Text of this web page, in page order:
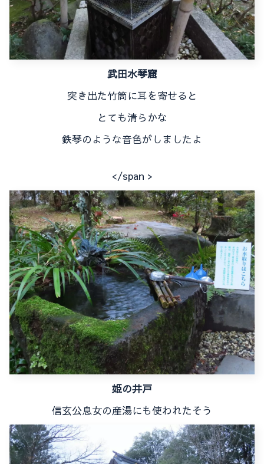
武田水琴窟
突き出た竹筒に耳を寄せると
とても清らかな
鉄琴のような音色がしましたよ
</span >
姫の井戸
信玄公息女の産湯にも使われたそう